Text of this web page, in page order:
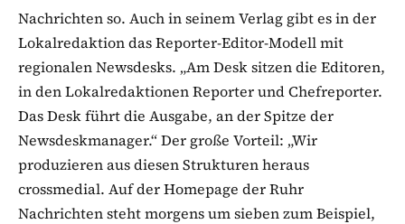
Nachrichten so. Auch in seinem Verlag gibt es in der
Lokalredaktion das Reporter-Editor-Modell mit
regionalen Newsdesks. „Am Desk sitzen die Editoren,
in den Lokalredaktionen Reporter und Chefreporter.
Das Desk führt die Ausgabe, an der Spitze der
Newsdeskmanager.“ Der große Vorteil: „Wir
produzieren aus diesen Strukturen heraus
crossmedial. Auf der Homepage der Ruhr
Nachrichten steht morgens um sieben zum Beispiel,